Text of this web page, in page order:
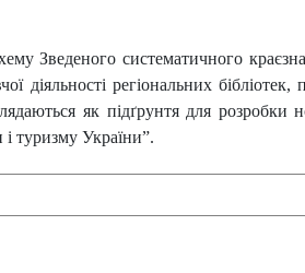
Зведеного систематичного
діяльності регіональних
як підґрунтя для
і туризму України”.